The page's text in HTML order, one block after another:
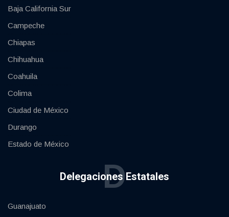
Baja California Sur
Campeche
Chiapas
Chihuahua
Coahuila
Colima
Ciudad de México
Durango
Estado de México
Delegaciones Estatales
D
Guanajuato